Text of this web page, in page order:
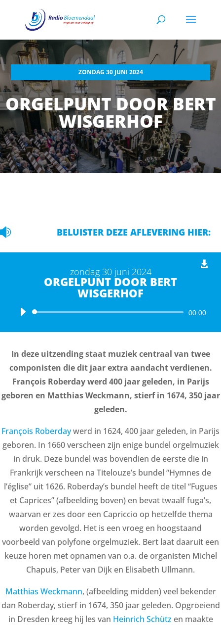
ZONDAG 30 JUNI 2024
ORGELPUNT DOOR BERT
WISGERHOF
 BELUISTER DEZE AFLEVERING HIER:
zondag 30 juni 2024
ORGELPUNT DOOR BERT
WISGERHOF
Audiospeler 00:00
In deze uitzending staat muziek centraal van twee
componisten die dit jaar extra aandacht verdienen.
François Roberday werd 400 jaar geleden, in Parijs
geboren en Matthias Weckmann, stierf in 1674, 350 jaar
geleden.
François Roberdaywerd in 1624, 400 jaar geleden, in Parijs
geboren. In 1660 verscheen zijn enige bundel orgelmuziek
in druk. Deze bundel was bovendien de eerste die in
Frankrijk verscheen na Titelouze’s bundel “Hymnes de
l’église” uit 1626. Roberday’s bundel heeft de titel “Fugues
et Caprices” (afbeelding boven) en bevat twaalf fuga’s,
waarvan er zes door een Capriccio op hetzelfde thema
worden gevolgd. Het is een vroeg en hoogstaand
voorbeeld van polyfone orgelmuziek. Bert laat daaruit een
keuze horen met opnamen van o.a. de organisten Michel
Chapuis, Peter van Dijk en Elisabeth Ullmann.
Matthias Weckmann, (afbeelding midden) veel bekender
dan Roberday, stierf in 1674, 350 jaar geleden. Opgroeiend
in Dresden kreeg hij les van Heinrich Schütz en maakte